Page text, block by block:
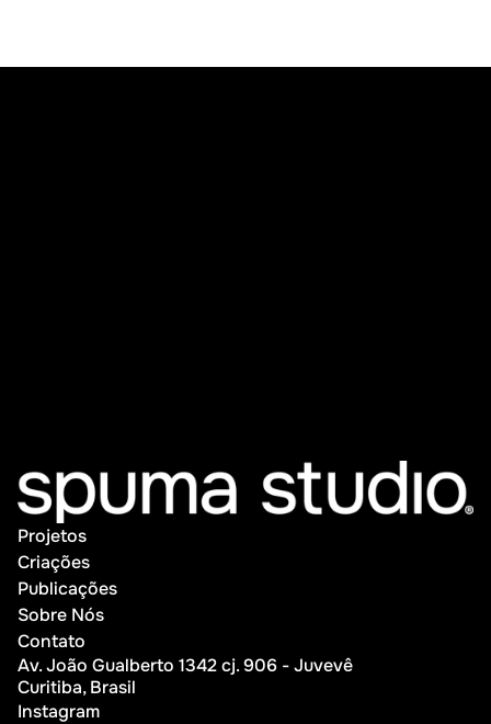
Projetos
Projetos
Criações
Criações
Publicações
Publicações
Sobre Nós
Sobre Nós
Contato
Contato
Av. João Gualberto 1342 cj. 906 - Juvevê
Curitiba, Brasil
Instagram